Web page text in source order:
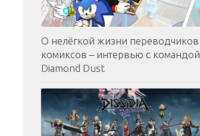
О нелёгкой жизни переводчиков
комиксов – интервью с командой
Diamond Dust